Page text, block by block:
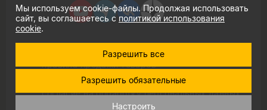
© Новое литературное обозрение. 2026
правила продажи товаров
политика использования cookie
согласие на обработку персональных данных
дизайн Дмитрия Черногаева
Мы используем cookie-файлы. Продолжая использовать
сайт, вы соглашаетесь сполитикой использования
cookie.
Разрешить все
Разрешить обязательные
Настроить